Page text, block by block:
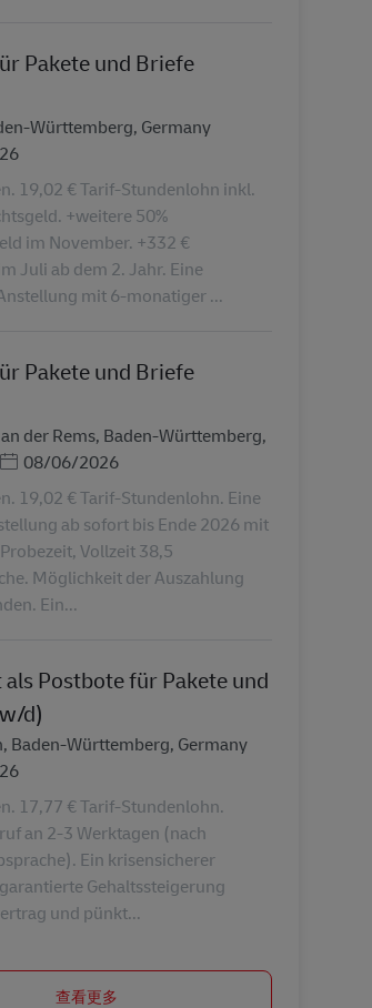
Pakete und Briefe
Württemberg, Germany
19,02 € Tarif-Stundenlohn inkl.
+weitere 50%
im November. +332 €
Juli ab dem 2. Jahr. Eine
mit 6-monatiger ...
Pakete und Briefe
der Rems, Baden-Württemberg,
Posted Date
08/06/2026
19,02 € Tarif-Stundenlohn. Eine
ab sofort bis Ende 2026 mit
Vollzeit 38,5
Möglichkeit der Auszahlung
Ein...
Postbote für Pakete und
d)
Baden-Württemberg, Germany
17,77 € Tarif-Stundenlohn.
an 2-3 Werktagen (nach
Ein krisensicherer
Gehaltssteigerung
und pünkt...
查看更多